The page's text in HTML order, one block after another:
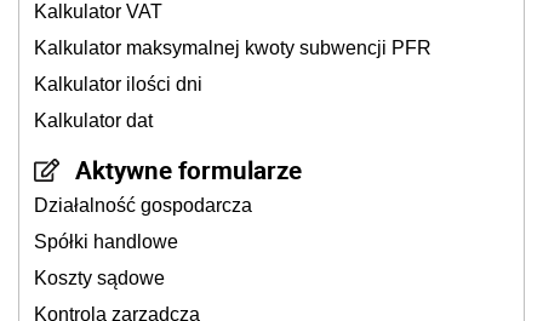
Kalkulator VAT
Kalkulator maksymalnej kwoty subwencji PFR
Kalkulator ilości dni
Kalkulator dat
Aktywne formularze
Działalność gospodarcza
Spółki handlowe
Koszty sądowe
Kontrola zarządcza